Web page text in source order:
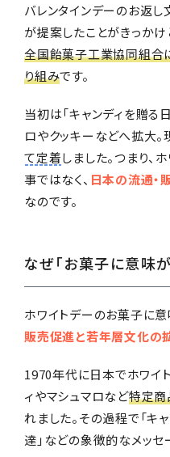
バレンタインデーのお返
が提案したことがきっかけ
全国飴菓子工業協同組合
り組みです。
当初は「キャンディを贈る
ロやクッキーなどへ拡大。
て定着しました。つまり、
事ではなく、 日本の流通・
なのです。
なぜ「お菓子に意味
ホワイトデーのお菓子に
販売促進と若年層文化の
1970年代に日本でホワイ
ィやマシュマロなど特定商
れました。その過程で「キ
達」などの象徴的なメッセ